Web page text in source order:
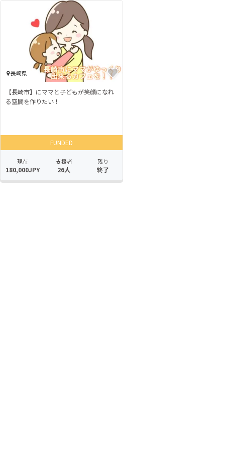
長崎県
【長崎市】にママと子どもが笑顔になれ
る空間を作りたい！
FUNDED
現在
180,000JPY
支援者
26人
残り
終了